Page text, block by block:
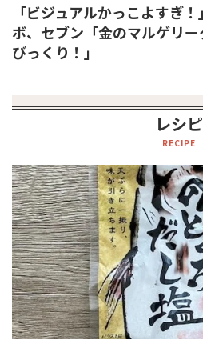
「ビジュアルかっこよすぎ
ボ、セブン「金のマルゲリ
びっくり！」
レシピ
RECIPE